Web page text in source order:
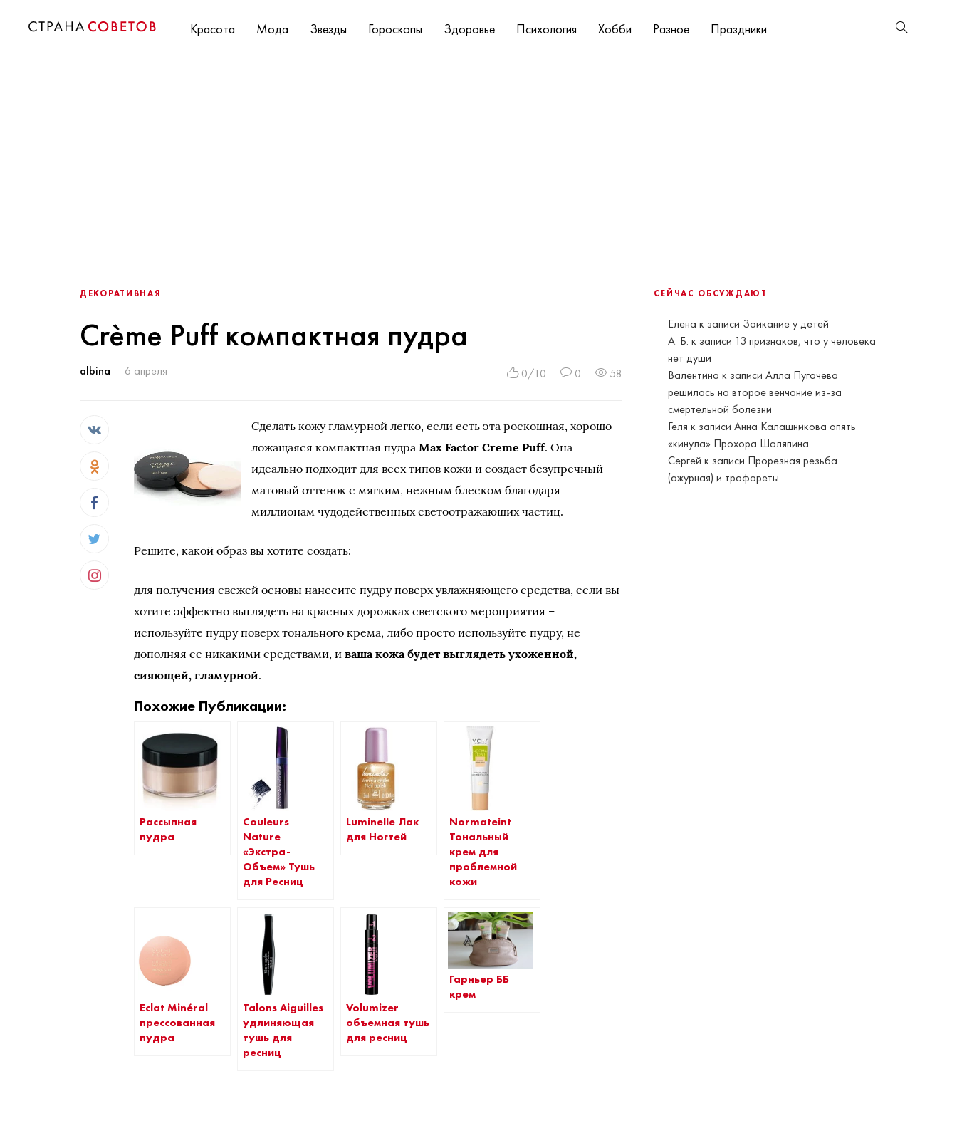
Красота Мода Звезды Гороскопы Здоровье Психология Хобби Разное Праздники
СЕЙЧАС ОБСУЖДАЮТ
Елена к записи Заикание у детей
А. Б. к записи 13 признаков, что у человека
нет души
Валентина к записиАлла Пугачёва
решилась на второе венчание из-за
смертельной болезни
Геля к записиАнна Калашникова опять
«кинула» Прохора Шаляпина
Сергей к записи Прорезная резьба
(ажурная) и трафареты
ДЕКОРАТИВНАЯ
Crème Puff компактная пудра
albina 6 апреля 0/10 0 58
Сделать кожу гламурной легко, если есть эта роскошная, хорошо
ложащаяся компактная пудраMax Factor Creme Puff. Она
идеально подходит для всех типов кожи и создает безупречный
матовый оттенок с мягким, нежным блеском благодаря
миллионам чудодейственных светоотражающих частиц.
Решите, какой образ вы хотите создать:
для получения свежей основы нанесите пудру поверх увлажняющего средства, если вы
хотите эффектно выглядеть на красных дорожках светского мероприятия –
используйте пудру поверх тонального крема, либо просто используйте пудру, не
дополняя ее никакими средствами, иваша кожа будет выглядеть ухоженной,
сияющей, гламурной.
Похожие Публикации:
Рассыпная
пудра
Couleurs
Nature
«Экстра-
Объем» Тушь
для Ресниц
Luminelle Лак
для Ногтей
Normateint
Тональный
крем для
проблемной
кожи
Eclat Minéral
прессованная
пудра
Talons Aiguilles
удлиняющая
тушь для
ресниц
Volumizer
объемная тушь
для ресниц
Гарньер ББ
крем